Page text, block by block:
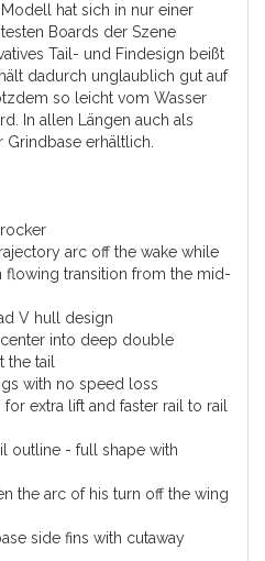
hat sich in nur einer
Boards der Szene
Tail- und Findesign beißt
dadurch unglaublich gut auf
so leicht vom Wasser
In allen Längen auch als
Grindbase erhältlich.
arc off the wake while
flowing transition from the mid-
V hull design
into deep double
tail
with no speed loss
extra lift and faster rail to rail
outline - full shape with
the arc of his turn off the wing
side fins with cutaway